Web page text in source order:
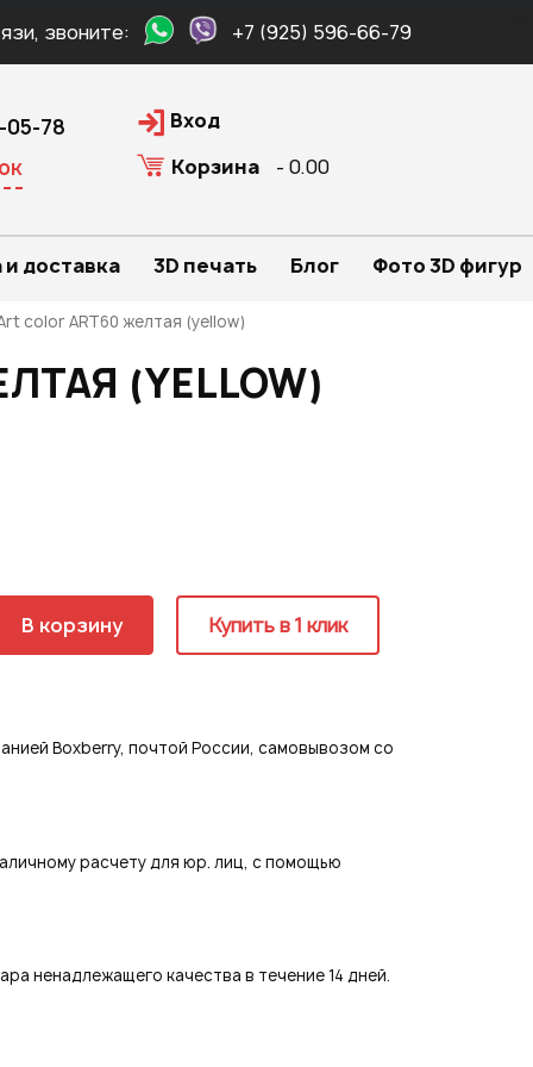
звоните: +7 (925) 596-66-79
05-78
Вход
Корзина
- 0.00
доставка 3D печать Блог Фото 3D фигур
color ART60 желтая (yellow)
(YELLOW)
В корзину Купить в 1 клик
Boxberry, почтой России, самовывозом со
расчету для юр. лиц, с помощью
ненадлежащего качества в течение 14 дней.